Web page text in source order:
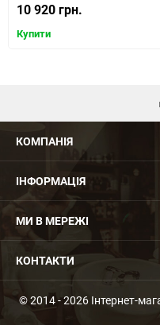
10 920 грн.
Купити
КОМПАНІЯ
ІНФОРМАЦІЯ
МИ В МЕРЕЖІ
КОНТАКТИ
© 2014 - 2026 Інтернет-